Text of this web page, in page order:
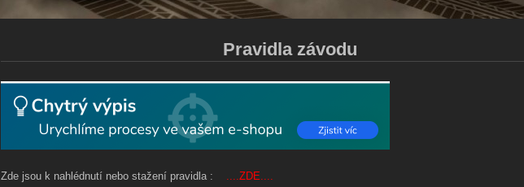
Pravidla závodu
Zde jsou k nahlédnutí nebo stažení pravidla : ....ZDE....